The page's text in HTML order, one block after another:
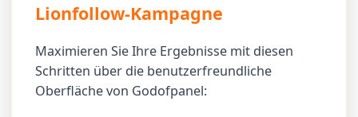
Lionfollow-Kampagne
Maximieren Sie Ihre Ergebnisse mit diesen
Schritten über die benutzerfreundliche
Oberfläche von Godofpanel: